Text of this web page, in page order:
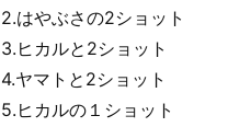
2.はやぶさの2ショット
3.ヒカルと2ショット
4.ヤマトと2ショット
5.ヒカルの１ショット